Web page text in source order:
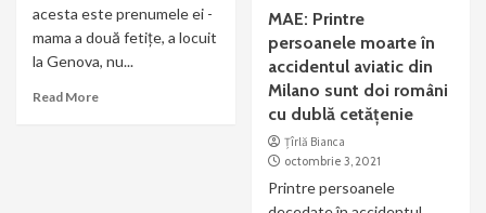
acesta este prenumele ei -
mama a două fetiţe, a locuit
la Genova, nu...
Read More
MAE: Printre
persoanele moarte în
accidentul aviatic din
Milano sunt doi români
cu dublă cetățenie
Țîrlă Bianca
octombrie 3, 2021
Printre persoanele